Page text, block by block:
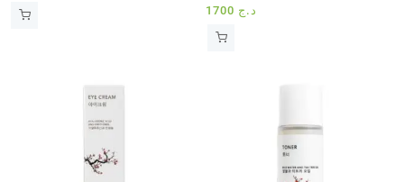
د.ج